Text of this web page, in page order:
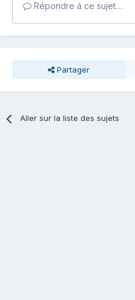
Répondre à ce sujet…
Partager
Aller sur la liste des sujets